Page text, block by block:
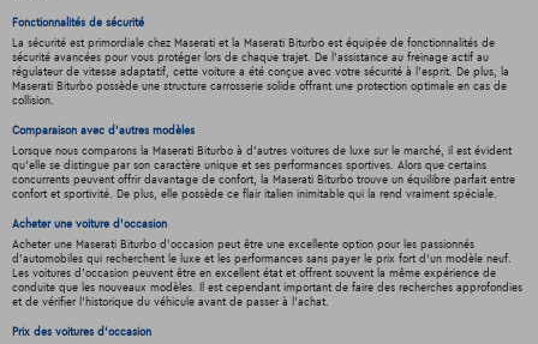
Fonctionnalités de sécurité
La sécurité est primordiale chez Maserati et la Maserati Biturbo est équipée de fonctionnalités de
sécurité avancées pour vous protéger lors de chaque trajet. De l'assistance au freinage actif au
régulateur de vitesse adaptatif, cette voiture a été conçue avec votre sécurité à l'esprit. De plus, la
Maserati Biturbo possède une structure carrosserie solide offrant une protection optimale en cas de
collision.
Comparaison avec d'autres modèles
Lorsque nous comparons la Maserati Biturbo à d'autres voitures de luxe sur le marché, il est évident
qu'elle se distingue par son caractère unique et ses performances sportives. Alors que certains
concurrents peuvent offrir davantage de confort, la Maserati Biturbo trouve un équilibre parfait entre
confort et sportivité. De plus, elle possède ce flair italien inimitable qui la rend vraiment spéciale.
Acheter une voiture d'occasion
Acheter une Maserati Biturbo d'occasion peut être une excellente option pour les passionnés
d'automobiles qui recherchent le luxe et les performances sans payer le prix fort d'un modèle neuf.
Les voitures d'occasion peuvent être en excellent état et offrent souvent la même expérience de
conduite que les nouveaux modèles. Il est cependant important de faire des recherches approfondies
et de vérifier l'historique du véhicule avant de passer à l'achat.
Prix des voitures d'occasion